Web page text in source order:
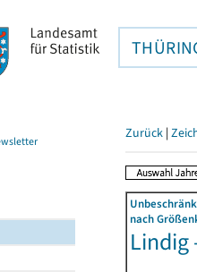
Zurück |
nach
Lindig